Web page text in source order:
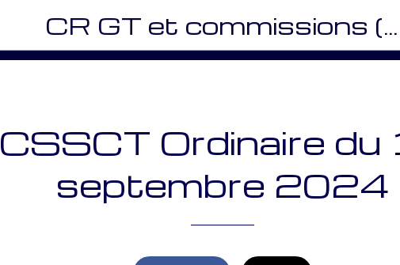
CR GT et commissions (CEMR)
CSSCT Ordinaire du
septembre 2024